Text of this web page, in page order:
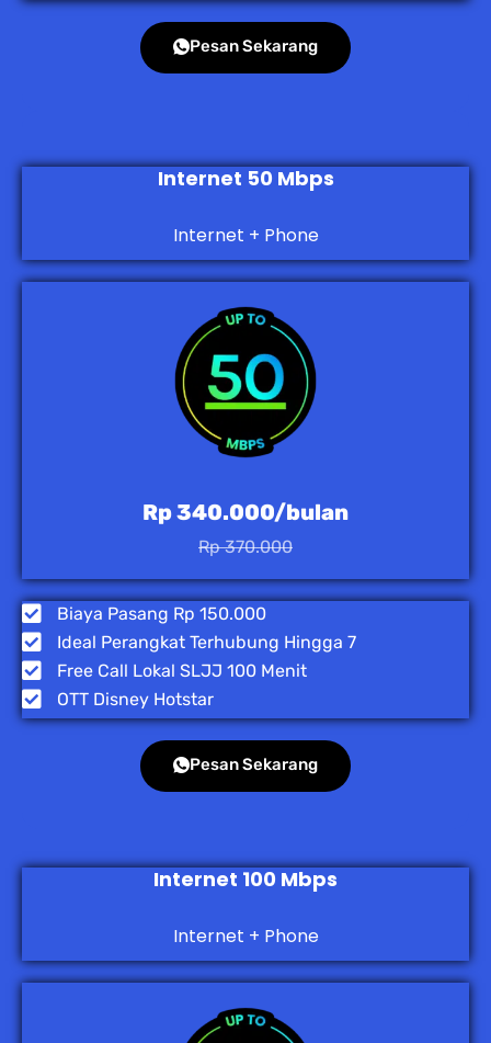
Pesan Sekarang
Internet 50 Mbps
Internet + Phone
Rp 340.000/bulan
Rp 370.000
Biaya Pasang Rp 150.000
Ideal Perangkat Terhubung Hingga 7
Free Call Lokal SLJJ 100 Menit
OTT Disney Hotstar
Pesan Sekarang
Internet 100 Mbps
Internet + Phone